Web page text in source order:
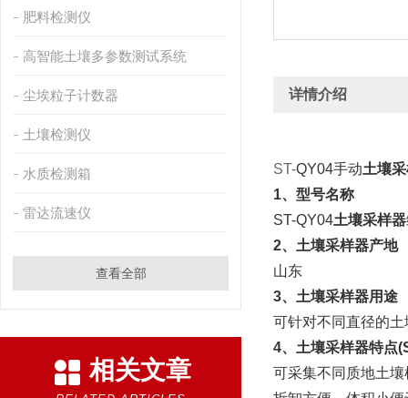
肥料检测仪
高智能土壤多参数测试系统
尘埃粒子计数器
土壤检测仪
水质检测箱
雷达流速仪
查看全部
相关文章
详情介绍
ST-QY04手动土壤
1、型号名称
ST-QY04土壤采样器
2、 土壤采样器产地
山东
3、 土壤采样器用途
可针对不同直径的
4、 土壤采样器特点
可采集不同质地土壤